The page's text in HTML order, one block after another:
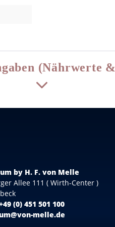
(Nährwerte
by H. F. von Melle
Allee 111 ( Wirth-Center )
(0) 451 501 100
melle.de